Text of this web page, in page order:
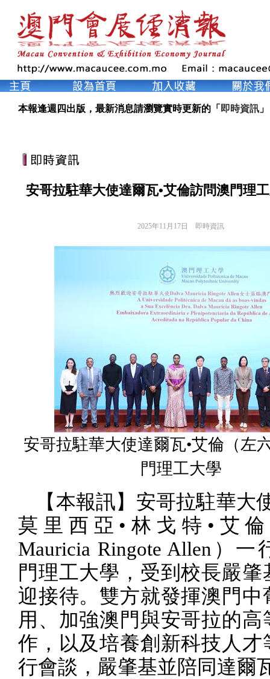
本報逢週四出版，最新消息請瀏覽實時更新的「 即時資訊 」
安哥拉駐華大使達爾瓦•艾倫訪問澳門理
2025年11月17日 即時資訊
安哥拉駐華大使達爾瓦•艾倫（左
門理工大學
【本報訊】安哥拉駐華大
莫里西亞•林戈特•艾
Mauricia Ringote Allen ）一
門理工大學，受到校長嚴肇
迎接待。雙方就發揮澳門中
用、加強澳門與安哥拉的高
作，以及培養創新科技人才
行會談，嚴肇基並陪同達爾